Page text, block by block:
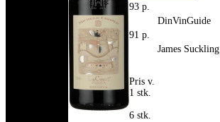
93 p.
DinVinGuide
91 p.
James Suckling
Pris v.
1 stk.
6 stk.